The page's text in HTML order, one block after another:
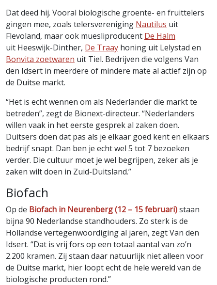
Dat deed hij. Vooral biologische groente- en fruittelers
gingen mee, zoals telersvereniging Nautilus uit
Flevoland, maar ook muesliproducent De Halm
uit Heeswijk-Dinther, De Traay honing uit Lelystad en
Bonvita zoetwaren uit Tiel. Bedrijven die volgens Van
den Idsert in meerdere of mindere mate al actief zijn op
de Duitse markt.
“Het is echt wennen om als Nederlander die markt te
betreden”, zegt de Bionext-directeur. “Nederlanders
willen vaak in het eerste gesprek al zaken doen.
Duitsers doen dat pas als je elkaar goed kent en elkaars
bedrijf snapt. Dan ben je echt wel 5 tot 7 bezoeken
verder. Die cultuur moet je wel begrijpen, zeker als je
zaken wilt doen in Zuid-Duitsland.”
Biofach
Op de Biofach in Neurenberg (12 – 15 februari)staan
bijna 90 Nederlandse standhouders. Zo sterk is de
Hollandse vertegenwoordiging al jaren, zegt Van den
Idsert. “Dat is vrij fors op een totaal aantal van zo’n
2.200 kramen. Zij staan daar natuurlijk niet alleen voor
de Duitse markt, hier loopt echt de hele wereld van de
biologische producten rond.”